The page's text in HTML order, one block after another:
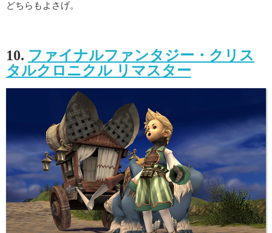
どちらもよさげ。
10. ファイナルファンタジー・クリス
タルクロニクル リマスター